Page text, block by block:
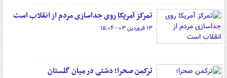
تمرکز آمریکا روی جداسازی مردم از انقلاب است
۱۳ فروردین ۰۳ - ۱۵:۰۴
ترکمن صحرا؛ دشتی در میان گلستان